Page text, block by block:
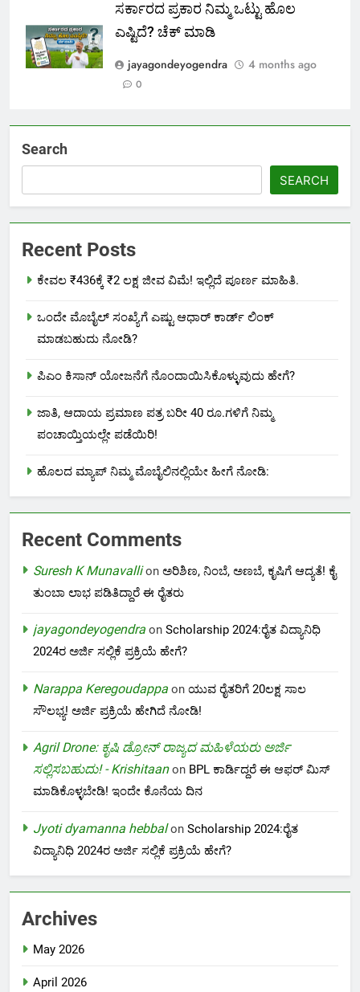
ಸರ್ಕಾರದ ಪ್ರಕಾರ ನಿಮ್ಮ ಒಟ್ಟು ಹೊಲ
ಎಷ್ಟಿದೆ? ಚೆಕ್ ಮಾಡಿ
jayagondeyogendra
4 months ago
0
Search
SEARCH
Recent Posts
ಕೇವಲ ₹436ಕ್ಕೆ ₹2 ಲಕ್ಷ ಜೀವ ವಿಮೆ! ಇಲ್ಲಿದೆ ಪೂರ್ಣ ಮಾಹಿತಿ.
ಒಂದೇ ಮೊಬೈಲ್ ಸಂಖ್ಯೆಗೆ ಎಷ್ಟು ಆಧಾರ್ ಕಾರ್ಡ್ ಲಿಂಕ್
ಮಾಡಬಹುದು ನೋಡಿ?
ಪಿಎಂ ಕಿಸಾನ್ ಯೋಜನೆಗೆ ನೊಂದಾಯಿಸಿಕೊಳ್ಳುವುದು ಹೇಗೆ?
ಜಾತಿ, ಆದಾಯ ಪ್ರಮಾಣ ಪತ್ರ ಬರೀ 40 ರೂ.ಗಳಿಗೆ ನಿಮ್ಮ
ಪಂಚಾಯ್ತಿಯಲ್ಲೇ ಪಡೆಯಿರಿ!
ಹೊಲದ ಮ್ಯಾಪ್ ನಿಮ್ಮ ಮೊಬೈಲಿನಲ್ಲಿಯೇ ಹೀಗೆ ನೋಡಿ:
Recent Comments
Suresh K Munavallion ಅರಿಶಿಣ, ನಿಂಬೆ, ಅಣಬೆ, ಕೃಷಿಗೆ ಆದ್ಯತೆ! ಕೈ
ತುಂಬಾ ಲಾಭ ಪಡಿತಿದ್ದಾರೆ ಈ ರೈತರು
jayagondeyogendra on Scholarship 2024:ರೈತ ವಿದ್ಯಾನಿಧಿ
2024ರ ಅರ್ಜಿ ಸಲ್ಲಿಕೆ ಪ್ರಕ್ರಿಯೆ ಹೇಗೆ?
Narappa Keregoudappa on ಯುವ ರೈತರಿಗೆ 20ಲಕ್ಷ ಸಾಲ
ಸೌಲಭ್ಯ! ಅರ್ಜಿ ಪ್ರಕ್ರಿಯೆ ಹೇಗಿದೆ ನೋಡಿ!
Agril Drone: ಕೃಷಿ ಡ್ರೋನ್ ರಾಜ್ಯದ ಮಹಿಳೆಯರು ಅರ್ಜಿ
ಸಲ್ಲಿಸಬಹುದು! - Krishitaanon BPL ಕಾರ್ಡಿದ್ದರೆ ಈ ಆಫರ್ ಮಿಸ್
ಮಾಡಿಕೊಳ್ಳಬೇಡಿ! ಇಂದೇ ಕೊನೆಯ ದಿನ
Jyoti dyamanna hebbalon Scholarship 2024:ರೈತ
ವಿದ್ಯಾನಿಧಿ 2024ರ ಅರ್ಜಿ ಸಲ್ಲಿಕೆ ಪ್ರಕ್ರಿಯೆ ಹೇಗೆ?
Archives
May 2026
April 2026